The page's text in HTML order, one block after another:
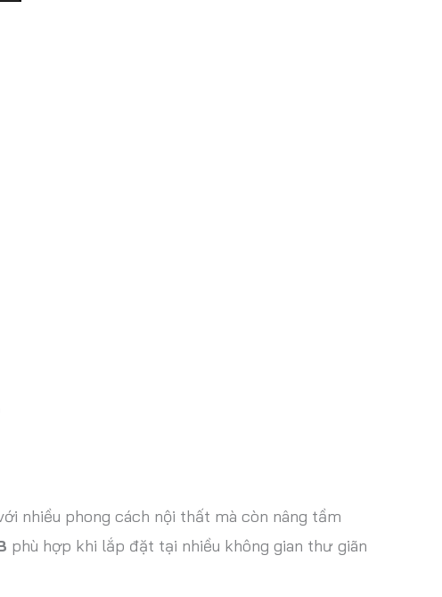
nhiều phong cách nội thất mà còn nâng tầm
phù hợp khi lắp đặt tại nhiều không gian thư giãn